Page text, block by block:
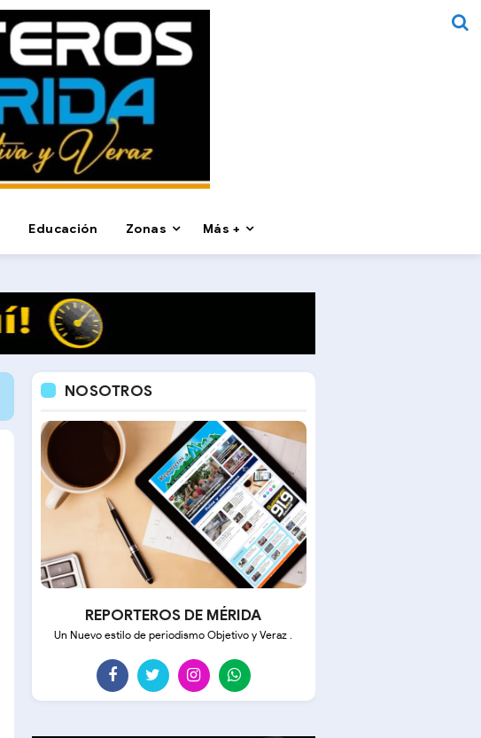
Educación Zonas Más +
NOSOTROS
REPORTEROS DE MÉRIDA
Un Nuevo estilo de periodismo Objetivo y Veraz .